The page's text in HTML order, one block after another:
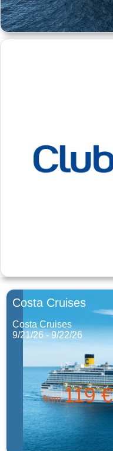
Costa Cruises
Costa Cruises
9/21/26 - 9/22/26
from119 €